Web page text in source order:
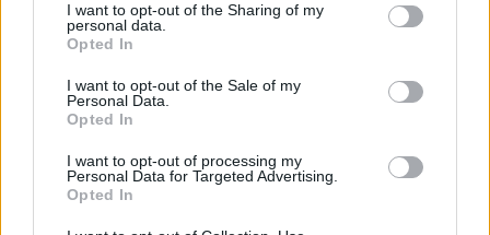
I want to opt-out of the Sharing of my
personal data.
Opted In
I want to opt-out of the Sale of my
Personal Data.
Opted In
I want to opt-out of processing my
Personal Data for Targeted Advertising.
Opted In
Zolpidem
14/04/2021 | Femme | 33
Insomnie
Efficacité
Quantité effets secondaires
Je l'ai commencé suite à une dépression, (Sipralexa),
nous avons rajouté l'alprazolam... qui a agit en même